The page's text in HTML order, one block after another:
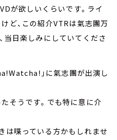
が欲しいくらいです。ライ
ど、この紹介VTRは氣志團万
当日楽しみにしていてくださ
」に氣志團が出演し
そうです。でも特に意に介
は喋っている方かもしれませ